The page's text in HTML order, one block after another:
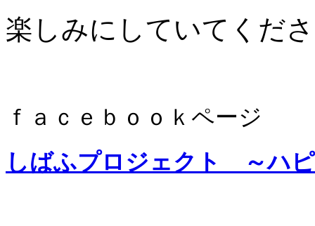
楽しみにしていてくだ
ｆａｃｅｂｏｏｋページ
しばふプロジェクト ～ハ